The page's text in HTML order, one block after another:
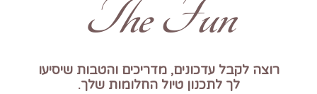
The Fun